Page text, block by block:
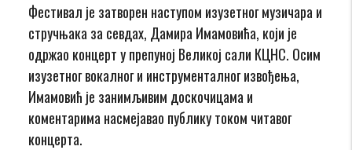
Фестивал је затворен наступом изузетног музичара и
стручњака за севдах, Дамира Имамовића, који је
одржао концерт у препуној Великој сали КЦНС. Осим
изузетног вокалног и инструменталног извођења,
Имамовић је занимљивим доскочицама и
коментарима насмејавао публику током читавог
концерта.